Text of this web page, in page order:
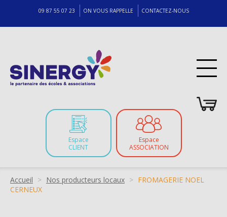
09 87 55 07 23 ON VOUS RAPPELLE CONTACTEZ-NOUS
Espace
CLIENT
Espace
ASSOCIATION
Fil
d'Ariane
Accueil Nos producteurs locaux
FROMAGERIE NOEL
CERNEUX